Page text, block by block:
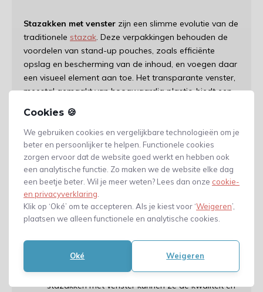
Cookies 🍪
We gebruiken cookies en vergelijkbare technologieën om je
beter en persoonlijker te helpen. Functionele cookies
zorgen ervoor dat de website goed werkt en hebben ook
een analytische functie. Zo maken we de website elke dag
een beetje beter. Wil je meer weten? Lees dan onze cookie-
en privacyverklaring
Klik op ‘Oké’ om te accepteren. Als je kiest voor ‘Weigeren’,
plaatsen we alleen functionele en analytische cookies.
Oké Weigeren
Stazakken met venster zijn een slimme evolutie van de
traditionele stazak. Deze verpakkingen behouden de
voordelen van stand-up pouches, zoals efficiënte
opslag en bescherming van de inhoud, en voegen daar
een visueel element aan toe. Het transparante venster,
meestal gemaakt van hoogwaardig plastic, biedt een
Voordelen van stazakken met
venster
Visuele Aantrekkelijkheid:Het venster biedt
consumenten de mogelijkheid om te zien wat ze
kopen. Dit visuele aspect kan de
aantrekkingskracht van het product vergroten en
Vertrouwen en Transparantie:Consumenten
hechten waarde aan transparantie. Met
stazakken met venster kunnen ze de kwaliteit en